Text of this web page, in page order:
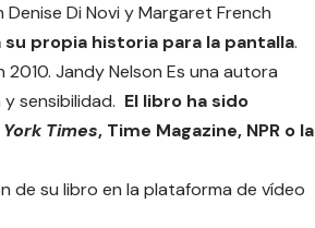
Di Novi y Margaret French
propia historia para la pantalla.
Jandy Nelson Es una autora
sensibilidad. El libro ha sido
Times, Time Magazine, NPR o la
de su libro en la plataforma de vídeo